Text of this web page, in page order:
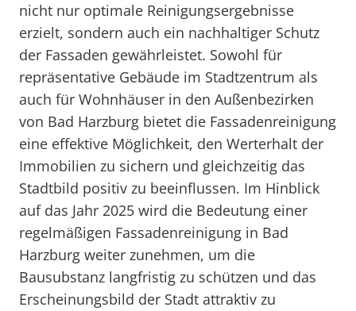
nicht nur optimale Reinigungsergebnisse
erzielt, sondern auch ein nachhaltiger Schutz
der Fassaden gewährleistet. Sowohl für
repräsentative Gebäude im Stadtzentrum als
auch für Wohnhäuser in den Außenbezirken
von Bad Harzburg bietet die Fassadenreinigung
eine effektive Möglichkeit, den Werterhalt der
Immobilien zu sichern und gleichzeitig das
Stadtbild positiv zu beeinflussen. Im Hinblick
auf das Jahr 2025 wird die Bedeutung einer
regelmäßigen Fassadenreinigung in Bad
Harzburg weiter zunehmen, um die
Bausubstanz langfristig zu schützen und das
Erscheinungsbild der Stadt attraktiv zu